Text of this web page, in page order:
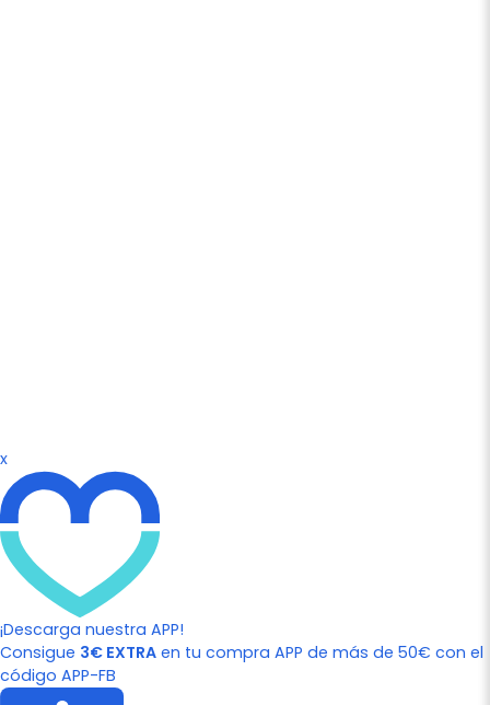
x
¡Descarga nuestra APP!
Consigue 3€ EXTRA en tu compra APP de más de 50€ con el
código APP-FB